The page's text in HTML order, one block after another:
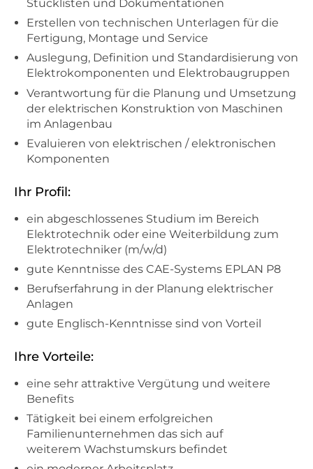
Stücklisten und Dokumentationen
Erstellen von technischen Unterlagen für die
Fertigung, Montage und Service
Auslegung, Definition und Standardisierung von
Elektrokomponenten und Elektrobaugruppen
Verantwortung für die Planung und Umsetzung
der elektrischen Konstruktion von Maschinen
im Anlagenbau
Evaluieren von elektrischen / elektronischen
Komponenten
Ihr Profil:
ein abgeschlossenes Studium im Bereich
Elektrotechnik oder eine Weiterbildung zum
Elektrotechniker (m/w/d)
gute Kenntnisse des CAE-Systems EPLAN P8
Berufserfahrung in der Planung elektrischer
Anlagen
gute Englisch-Kenntnisse sind von Vorteil
Ihre Vorteile:
eine sehr attraktive Vergütung und weitere
Benefits
Tätigkeit bei einem erfolgreichen
Familienunternehmen das sich auf
weiterem Wachstumskurs befindet